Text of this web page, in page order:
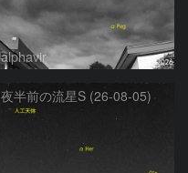
alphavir
夜半前の流星S (26-08-05)